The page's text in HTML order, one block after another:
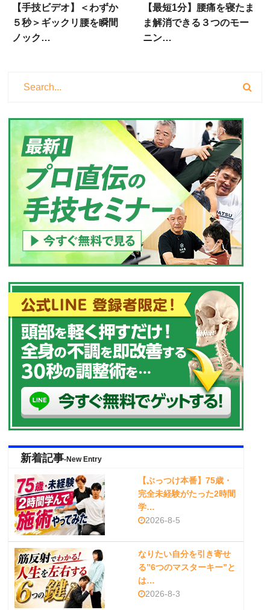
【手技ビデオ】＜わずか
５秒＞ギックリ腰を瞬間
ノック…
【最短1分】腰痛を寝たま
ま解消できる３つのモー
ニン…
新着記事-New Entry
【ぶっつけ本番】75歳・
完全未経験がたった2時間
学…
2026-8-5
なりたい自分を引き寄せ
る”6つのマスターキー”と
は…
2026-8-3